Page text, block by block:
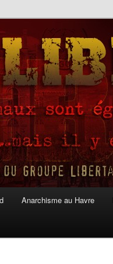
Anarchisme au Havre